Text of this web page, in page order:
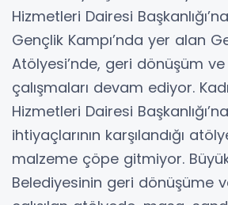
Hizmetleri Dairesi
Gençlik Kampı’nda yer alan
Atölyesi’nde, geri dönüşüm
çalışmaları devam ediyor.
Hizmetleri Dairesi
ihtiyaçlarının karşılandığı
malzeme çöpe gitmiyor.
Belediyesinin geri dönüşüme